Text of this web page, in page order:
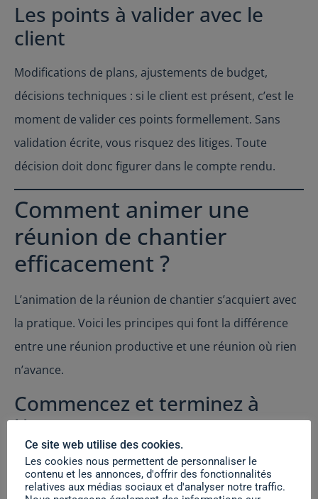
Les points à valider avec le
client
Modifications de plans, ajustements de budget,
décisions techniques : si le client est présent, c’est le
moment de valider ces points formellement. Sans
validation écrite, vous risquez des litiges. Toute
décision doit donc figurer dans le compte rendu.
Comment animer une
réunion de chantier
efficacement ?
L’animation de la réunion de chantier s’acquiert avec
la pratique. Voici les principes qui font la différence
entre une réunion productive et une réunion où rien
n’avance.
Commencez et terminez à
l’heure
Une réunion de chantier qui commence à l’heure
envoie un signal fort. Elle montre que le temps de
Ce site web utilise des cookies.
Les cookies nous permettent de personnaliser le
contenu et les annonces, d'offrir des fonctionnalités
relatives aux médias sociaux et d'analyser notre traffic.